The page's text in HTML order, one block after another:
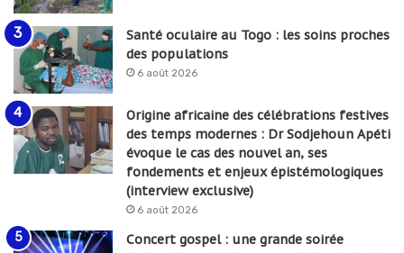
Santé oculaire au Togo : les soins proches
des populations
6 août 2026
Origine africaine des célébrations festives
des temps modernes : Dr Sodjehoun Apéti
évoque le cas des nouvel an, ses
fondements et enjeux épistémologiques
(interview exclusive)
6 août 2026
Concert gospel : une grande soirée